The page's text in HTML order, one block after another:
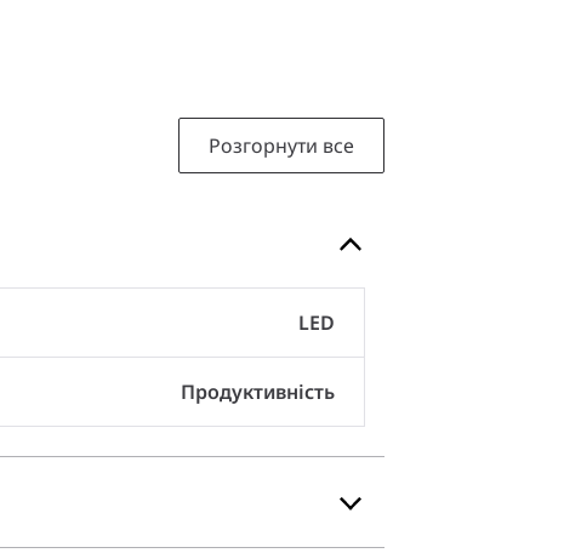
Розгорнути все
LED
Продуктивність